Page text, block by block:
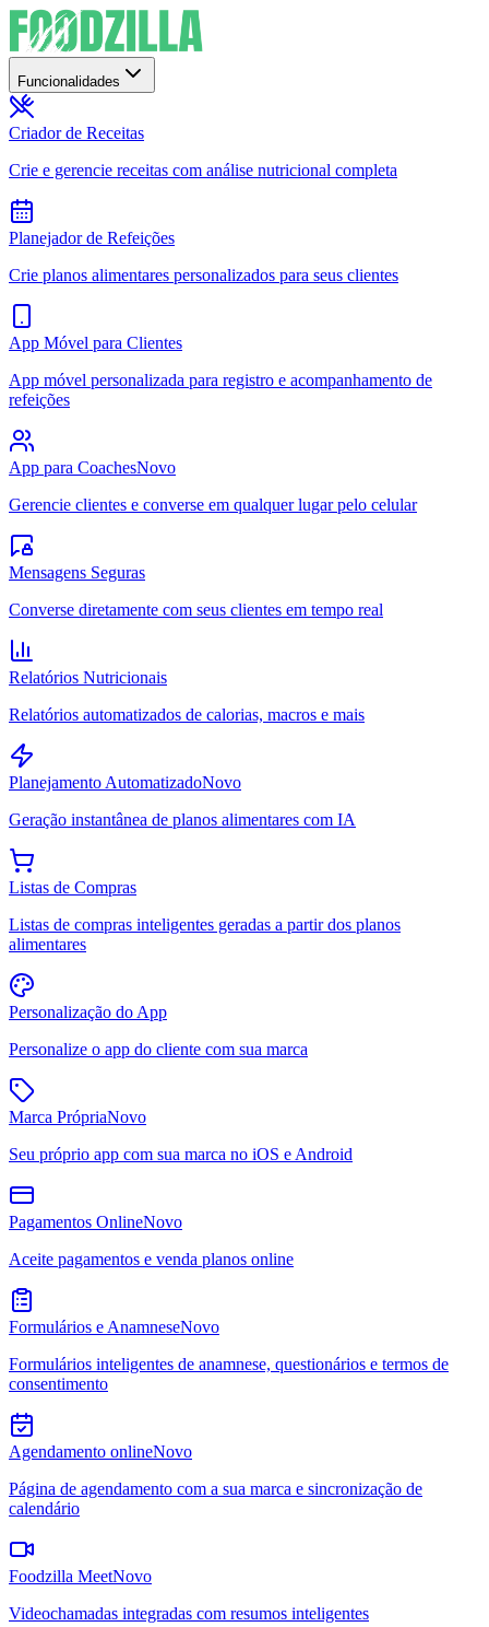
Funcionalidades
Criador de Receitas
Crie e gerencie receitas com análise nutricional completa
Planejador de Refeições
Crie planos alimentares personalizados para seus clientes
App Móvel para Clientes
App móvel personalizada para registro e acompanhamento de
refeições
App para CoachesNovo
Gerencie clientes e converse em qualquer lugar pelo celular
Mensagens Seguras
Converse diretamente com seus clientes em tempo real
Relatórios Nutricionais
Relatórios automatizados de calorias, macros e mais
Planejamento AutomatizadoNovo
Geração instantânea de planos alimentares com IA
Listas de Compras
Listas de compras inteligentes geradas a partir dos planos
alimentares
Personalização do App
Personalize o app do cliente com sua marca
Marca PrópriaNovo
Seu próprio app com sua marca no iOS e Android
Pagamentos OnlineNovo
Aceite pagamentos e venda planos online
Formulários e AnamneseNovo
Formulários inteligentes de anamnese, questionários e termos de
consentimento
Agendamento onlineNovo
Página de agendamento com a sua marca e sincronização de
calendário
Foodzilla MeetNovo
Videochamadas integradas com resumos inteligentes